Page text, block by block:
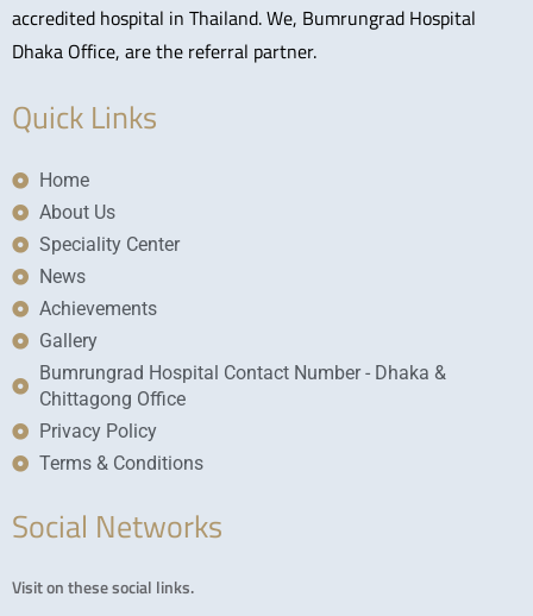
accredited hospital in Thailand. We, Bumrungrad Hospital
Dhaka Office, are the referral partner.
Quick Links
Home
About Us
Speciality Center
News
Achievements
Gallery
Bumrungrad Hospital Contact Number - Dhaka &
Chittagong Office
Privacy Policy
Terms & Conditions
Social Networks
Visit on these social links.